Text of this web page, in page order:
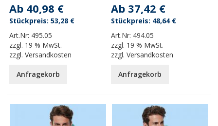
Ab 40,98 €
Art.Nr: 495.05
zzgl. 19 % MwSt.
zzgl.Versandkosten
53,28 €
Anfragekorb
Ab 37,42 €
Art.Nr: 494.05
zzgl. 19 % MwSt.
zzgl.Versandkosten
48,64 €
Anfragekorb